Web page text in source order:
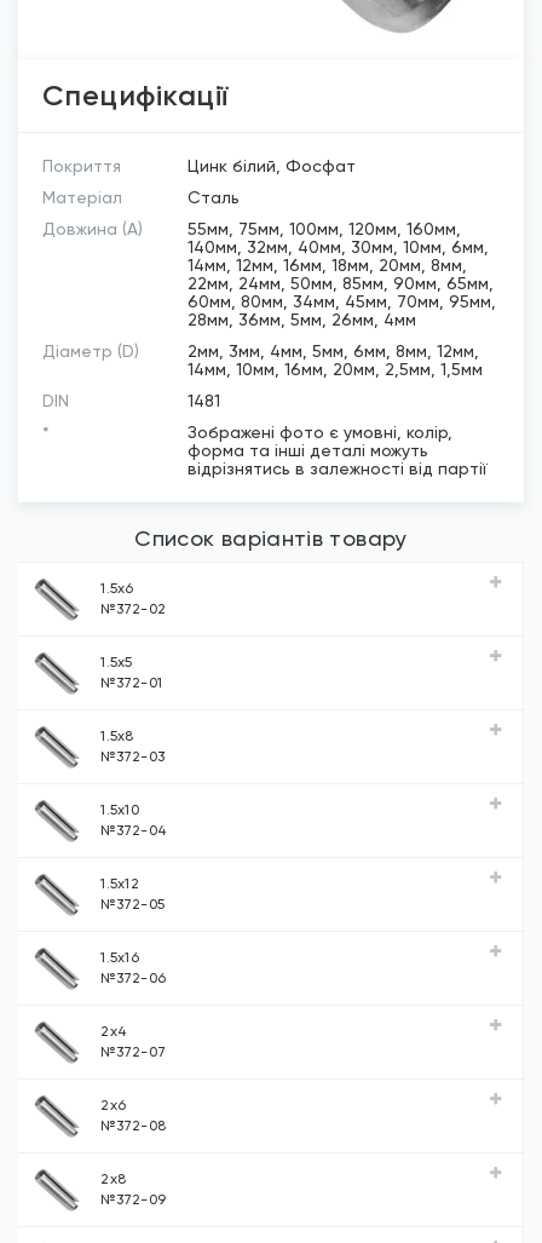
Специфікації
Покриття
Цинк білий, Фосфат
Матеріал
Сталь
Довжина (A)
55мм, 75мм, 100мм, 120мм, 160мм,
140мм, 32мм, 40мм, 30мм, 10мм, 6мм,
14мм, 12мм, 16мм, 18мм, 20мм, 8мм,
22мм, 24мм, 50мм, 85мм, 90мм, 65мм,
60мм, 80мм, 34мм, 45мм, 70мм, 95мм,
28мм, 36мм, 5мм, 26мм, 4мм
Діаметр (D)
2мм, 3мм, 4мм, 5мм, 6мм, 8мм, 12мм,
14мм, 10мм, 16мм, 20мм, 2,5мм, 1,5мм
DIN
1481
*
Зображені фото є умовні, колір,
форма та інші деталі можуть
відрізнятись в залежності від партії
Список варіантів товару
1.5x6
№372-02
1.5x5
№372-01
1.5x8
№372-03
1.5x10
№372-04
1.5x12
№372-05
1.5x16
№372-06
2x4
№372-07
2x6
№372-08
2x8
№372-09